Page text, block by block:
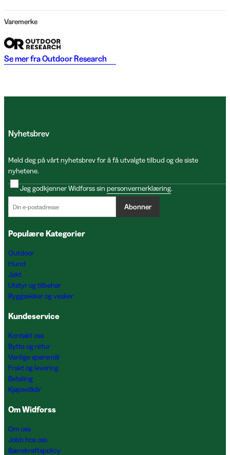
Varemerke
Se mer fraOutdoor Research
Nyhetsbrev
Meld deg på vårt nyhetsbrev for å få utvalgte tilbud og de siste
nyhetene.
Jeg godkjenner Widforss sin personvernerklæring.
Abonner
Populære Kategorier
Outdoor
Hund
Jakt
Utstyr og tilbehør
Ryggsekker og vesker
Kundeservice
Kontakt oss
Bytte og retur
Vanlige spørsmål
Frakt og levering
Betaling
Kjøpsvilkår
Om Widforss
Om oss
Jobb hos oss
Bærekraftspolicy